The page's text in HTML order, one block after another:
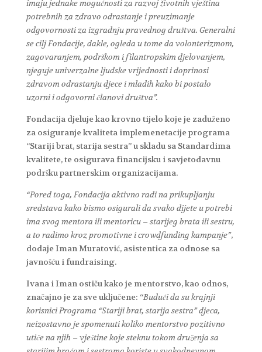
imaju jednake mogućnosti za razvoj životnih vještina
potrebnih za zdravo odrastanje i preuzimanje
odgovornosti za izgradnju pravednog društva. Generalni
se cilj Fondacije, dakle, ogleda u tome da volonterizmom,
zagovaranjem, podrškom i filantropskim djelovanjem,
njeguje univerzalne ljudske vrijednosti i doprinosi
zdravom odrastanju djece i mladih kako bi postalo
uzorni i odgovorni članovi društva”.
Fondacija djeluje kao krovno tijelo koje je zaduženo
za osiguranje kvaliteta implemenetacije programa
“Stariji brat, starija sestra” u skladu sa Standardima
kvalitete, te osigurava financijsku i savjetodavnu
podršku partnerskim organizacijama.
“Pored toga, Fondacija aktivno radi na prikupljanju
sredstava kako bismo osigurali da svako dijete u potrebi
ima svog mentora ili mentoricu – starijeg brata ili sestru,
a to radimo kroz promotivne i crowdfunding kampanje”,
dodaje Iman Muratović, asistentica za odnose sa
javnošću i fundraising.
Ivana i Iman ostiču kako je mentorstvo, kao odnos,
značajno je za sve uključene: “Budući da su krajnji
korisnici Programa “Stariji brat, starija sestra” djeca,
neizostavno je spomenuti koliko mentorstvo pozitivno
utiče na njih – vještine koje steknu tokom druženja sa